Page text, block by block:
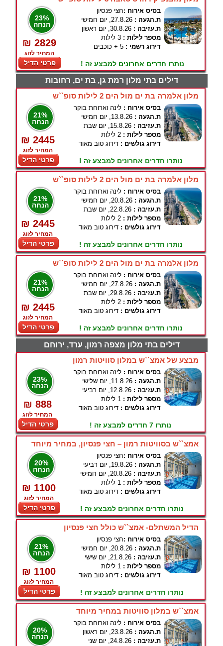
23%
הנחה
₪ 2829
המחיר לזוג
פרטי הדיל
בסיס אירוח :חצי פנסיון
ת.הגעה : 27.8.26, יום חמישי
ת.עזיבה : 30.8.26, יום ראשון
מספר לילות : 3 לילות
דירוג רשמי : 5 + כוכבים
נותרו חדרים אחרונים למבצע זה !
דילים בתי מלון רמת גן, בת ים, רחובות
מלון אלמרה בת ים מול הים 2 לילות סופ``ש
21%
הנחה
₪ 2445
המחיר לזוג
פרטי הדיל
בסיס אירוח : לינה וארוחת בוקר
ת.הגעה : 13.8.26, יום חמישי
ת.עזיבה : 15.8.26, יום שבת
מספר לילות : 2 לילות
דירוג גולשים : דירוג טוב מאוד
נותרו חדרים אחרונים למבצע זה !
מלון אלמרה בת ים מול הים 2 לילות סופ``ש
21%
הנחה
₪ 2445
המחיר לזוג
פרטי הדיל
בסיס אירוח : לינה וארוחת בוקר
ת.הגעה : 20.8.26, יום חמישי
ת.עזיבה : 22.8.26, יום שבת
מספר לילות : 2 לילות
דירוג גולשים : דירוג טוב מאוד
נותרו חדרים אחרונים למבצע זה !
מלון אלמרה בת ים מול הים 2 לילות סופ``ש
21%
הנחה
₪ 2445
המחיר לזוג
פרטי הדיל
בסיס אירוח : לינה וארוחת בוקר
ת.הגעה : 27.8.26, יום חמישי
ת.עזיבה : 29.8.26, יום שבת
מספר לילות : 2 לילות
דירוג גולשים : דירוג טוב מאוד
נותרו חדרים אחרונים למבצע זה !
דילים בתי מלון מצפה רמון, ערד, ירוחם
מבצע של אמצ``ש במלון סוויטות רמון
23%
הנחה
₪ 888
המחיר לזוג
פרטי הדיל
בסיס אירוח : לינה וארוחת בוקר
ת.הגעה : 11.8.26, יום שלישי
ת.עזיבה : 12.8.26, יום רביעי
מספר לילות : 1 לילות
דירוג גולשים : דירוג טוב מאוד
נותרו 7 חדרים למבצע זה !
אמצ``ש בסוויטות רמון – חצי פנסיון, במחיר מיוחד
20%
הנחה
₪ 1100
המחיר לזוג
פרטי הדיל
בסיס אירוח :חצי פנסיון
ת.הגעה : 19.8.26, יום רביעי
ת.עזיבה : 20.8.26, יום חמישי
מספר לילות : 1 לילות
דירוג גולשים : דירוג טוב מאוד
נותרו חדרים אחרונים למבצע זה !
הדיל המשתלם- אמצ``ש כולל חצי פנסיון
21%
הנחה
₪ 1100
המחיר לזוג
פרטי הדיל
בסיס אירוח :חצי פנסיון
ת.הגעה : 20.8.26, יום חמישי
ת.עזיבה : 21.8.26, יום שישי
מספר לילות : 1 לילות
דירוג גולשים : דירוג טוב מאוד
נותרו חדרים אחרונים למבצע זה !
אמצ``ש במלון סוויטות במחיר מיוחד
20%
הנחה
בסיס אירוח : לינה וארוחת בוקר
ת.הגעה : 23.8.26, יום ראשון
ת.עזיבה : 24.8.26, יום שני